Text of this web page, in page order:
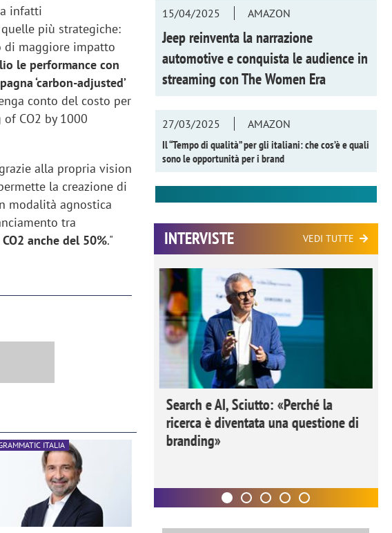
infatti
più strategiche:
di maggiore impatto
le performance con
‘carbon-adjusted’
conto del costo per
CO2 by 1000
alla propria vision
la creazione di
modalità agnostica
tra
anche del 50%."
ITALIA
15/04/2025 AMAZON
Jeep reinventa la narrazione
automotive e conquista le audience in
streaming conThe Women Era
27/03/2025
AMAZON
Il “Tempo di qualità” per gli italiani: che cos’è e quali
sono le opportunità per i brand
INTERVISTE VEDI TUTTE
comprenderli e
Search e AI, Sciutto: «Perché la
ricerca è diventata una questione di
branding»